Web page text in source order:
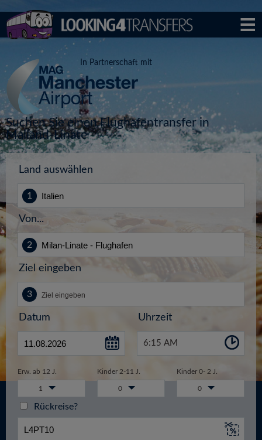
In Partnerschaft mit
Suchen Sie einen Flughafentransfer in
Mailand-Linate
Land auswählen
Von...
Ziel eingeben
Datum Uhrzeit
6:15 AM
Erw. ab 12 J. Kinder 2-11 J. Kinder 0- 2 J.
1 0 0
Rückreise?